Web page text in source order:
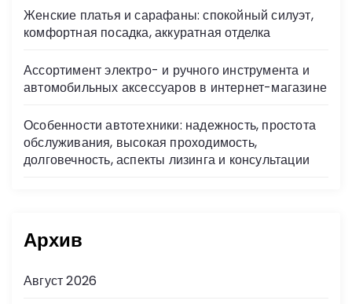
Женские платья и сарафаны: спокойный силуэт,
комфортная посадка, аккуратная отделка
Ассортимент электро- и ручного инструмента и
автомобильных аксессуаров в интернет-магазине
Особенности автотехники: надежность, простота
обслуживания, высокая проходимость,
долговечность, аспекты лизинга и консультации
Архив
Август 2026